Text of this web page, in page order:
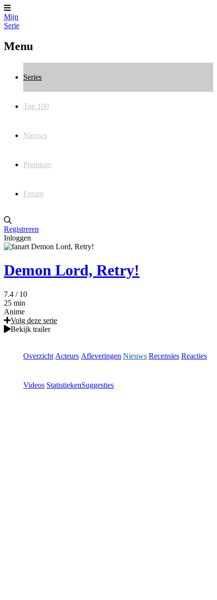
Mijn
Serie
Menu
Series
Top 100
Nieuws
Premium
Forum
Registreren
Inloggen
Demon Lord, Retry!
7.4 / 10
25 min
Anime
Volg deze serie
Bekijk trailer
Overzicht Acteurs Afleveringen Nieuws Recensies Reacties
Videos StatistiekenSuggesties